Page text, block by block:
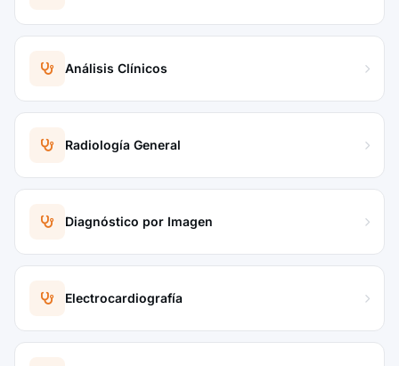
Análisis Clínicos
Radiología General
Diagnóstico por Imagen
Electrocardiografía